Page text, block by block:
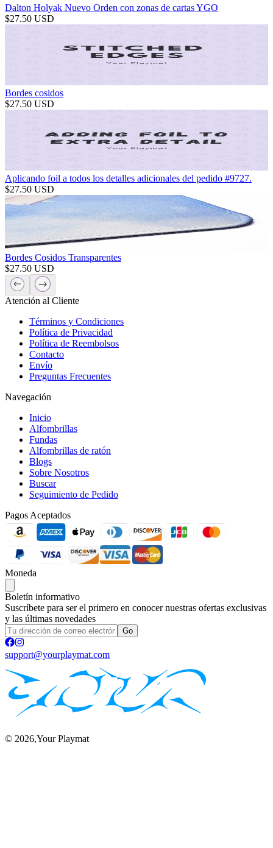
Dalton Holyak Nuevo Orden con zonas de cartas YGO
$27.50 USD
Bordes cosidos
$27.50 USD
Aplicando foil a todos los detalles adicionales del pedido #9727.
$27.50 USD
Bordes Cosidos Transparentes
$27.50 USD
Atención al Cliente
Términos y Condiciones
Política de Privacidad
Política de Reembolsos
Contacto
Envío
Preguntas Frecuentes
Navegación
Inicio
Alfombrillas
Fundas
Alfombrillas de ratón
Blogs
Sobre Nosotros
Buscar
Seguimiento de Pedido
Pagos Aceptados
Moneda
Boletín informativo
Suscríbete para ser el primero en conocer nuestras ofertas exclusivas
y las últimas novedades
Go
support@yourplaymat.com
© 2026,Your Playmat